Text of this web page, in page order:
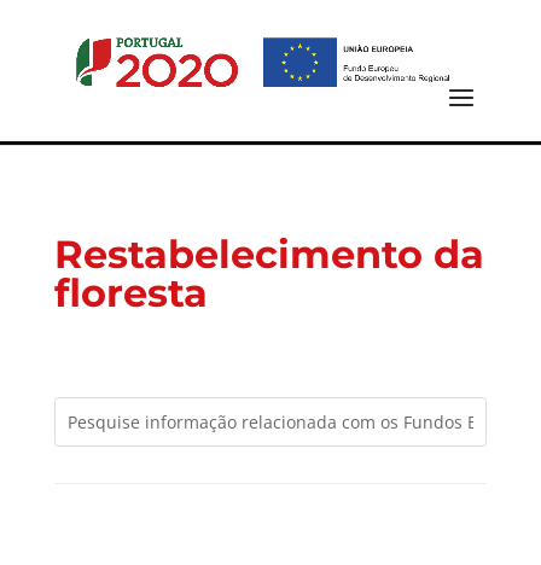
Restabelecimento da
floresta